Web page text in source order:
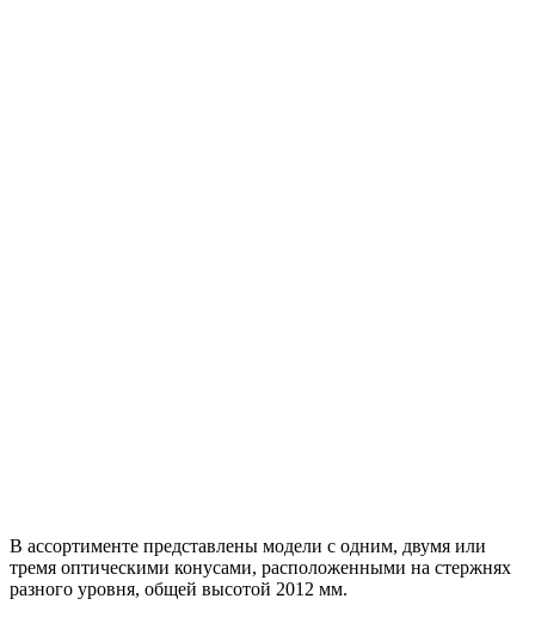
В ассортименте представлены модели с одним, двумя или
тремя оптическими конусами, расположенными на стержнях
разного уровня, общей высотой 2012 мм.